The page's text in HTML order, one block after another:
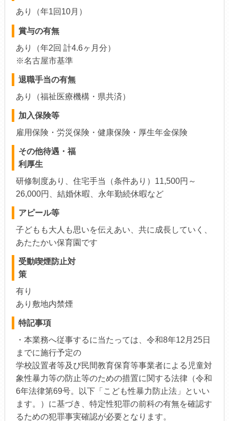
あり（年1回10月）
賞与の有無
あり（年2回 計4.6ヶ月分）
※名古屋市基準
退職手当の有無
あり（福祉医療機構・県共済）
加入保険等
雇用保険・労災保険・健康保険・厚生年金保険
その他待遇・福
利厚生
研修制度あり、住宅手当（条件あり）11,500円～
26,000円、結婚休暇、永年勤続休暇など
アピール等
子どもも大人も思いを伝えあい、共に成長していく、
あたたかい保育園です
受動喫煙防止対
策
有り
あり敷地内禁煙
特記事項
・本業務へ従事するに当たっては、令和8年12月25日
までに施行予定の
学校設置者等及び民間教育保育等事業者による児童対
象性暴力等の防止等のための措置に関する法律（令和
6年法律第69号。以下「こども性暴力防止法」といい
ます。）に基づき、特定性犯罪の前科の有無を確認す
るための犯罪事実確認が必要となります。